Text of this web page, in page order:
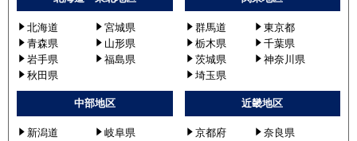
北海道
宮城県
青森県
山形県
岩手県
福島県
秋田県
群馬道
東京都
栃木県
千葉県
茨城県
神奈川県
埼玉県
中部地区
新潟道
岐阜県
近畿地区
京都府
奈良県